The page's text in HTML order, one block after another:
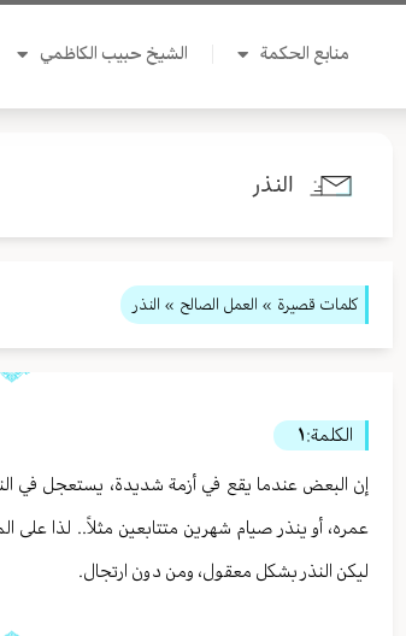
منابع الحكمة الشيخ حبيب الكاظمي
النذر
كلمات قصيرة » العمل الصالح » النذر
الكلمة:١
إن البعض عندما يقع في أزمة شديدة، يستعجل في
عمره، أو ينذر صيام شهرين متتابعين مثلاً.. لذا على
ليكن النذر بشكل معقول، ومن دون ارتجال.